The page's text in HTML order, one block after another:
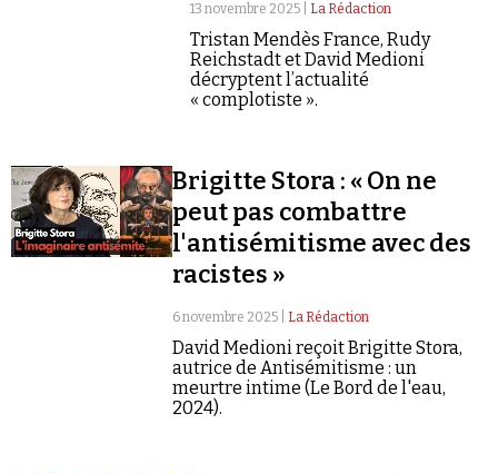
13 novembre 2025 | La Rédaction
Tristan Mendès France, Rudy
Reichstadt et David Medioni
décryptent l’actualité
« complotiste ».
Brigitte Stora : « On ne
peut pas combattre
l'antisémitisme avec des
racistes »
6 novembre 2025 | La Rédaction
David Medioni reçoit Brigitte Stora,
autrice de Antisémitisme : un
meurtre intime (Le Bord de l'eau,
2024).